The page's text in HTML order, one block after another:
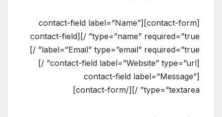
[contact-form][contact-field label=”Name”
type=”name” required=”true” /][contact-field
label=”Email” type=”email” required=”true” /]
[contact-field label=”Website” type=”url” /]
[contact-field label=”Message”
type=”textarea” /][/contact-form]